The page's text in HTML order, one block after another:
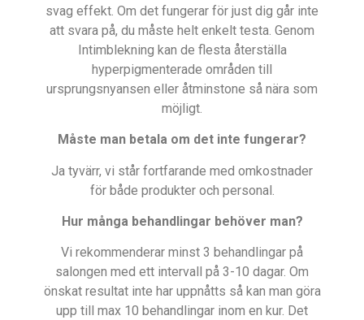
svag effekt. Om det fungerar för just dig går inte
att svara på, du måste helt enkelt testa. Genom
Intimblekning kan de flesta återställa
hyperpigmenterade områden till
ursprungsnyansen eller åtminstone så nära som
möjligt.
Måste man betala om det inte fungerar?
Ja tyvärr, vi står fortfarande med omkostnader
för både produkter och personal.
Hur många behandlingar behöver man?
Vi rekommenderar minst 3 behandlingar på
salongen med ett intervall på 3-10 dagar. Om
önskat resultat inte har uppnåtts så kan man göra
upp till max 10 behandlingar inom en kur. Det